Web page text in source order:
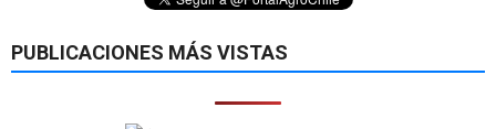
PUBLICACIONES MÁS VISTAS